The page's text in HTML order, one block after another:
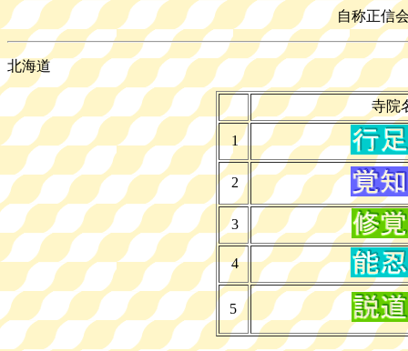
自称正信
北海道
寺院
1
2
3
4
5